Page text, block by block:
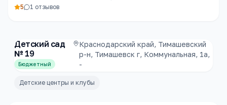
5 1 отзывов
Детский сад
№ 19
Бюджетный
Краснодарский край, Тимашевский
р-н, Тимашевск г, Коммунальная, 1а,
-
Детские центры и клубы